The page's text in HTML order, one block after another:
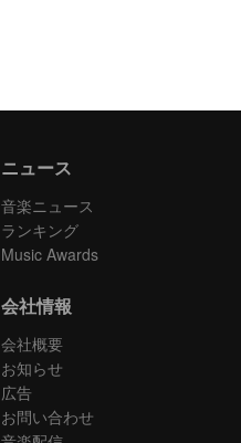
ニュース
音楽ニュース
ランキング
Music Awards
会社情報
会社概要
お知らせ
広告
お問い合わせ